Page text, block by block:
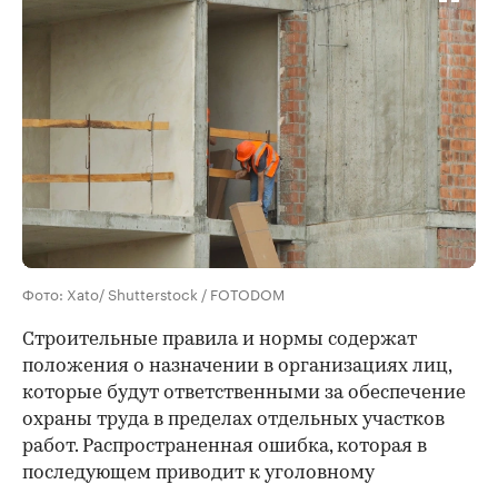
Фото: Xato/ Shutterstock / FOTODOM
Строительные правила и нормы содержат
положения о назначении в организациях лиц,
которые будут ответственными за обеспечение
охраны труда в пределах отдельных участков
работ. Распространенная ошибка, которая в
последующем приводит к уголовному